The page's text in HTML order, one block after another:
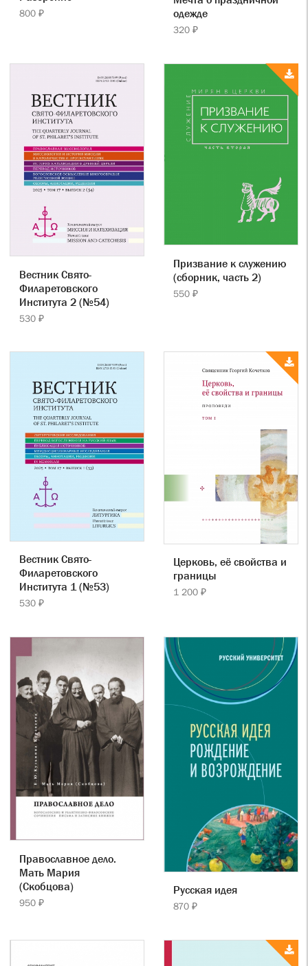
800 ₽
одежде
320 ₽
Вестник Свято-
Филаретовского
Института 2 (№54)
530 ₽
Призвание к служению
(сборник, часть 2)
550 ₽
Вестник Свято-
Филаретовского
Института 1 (№53)
530 ₽
Церковь, её свойства и
границы
1 200 ₽
Православное дело.
Мать Мария
(Скобцова)
950 ₽
Русская идея
870 ₽